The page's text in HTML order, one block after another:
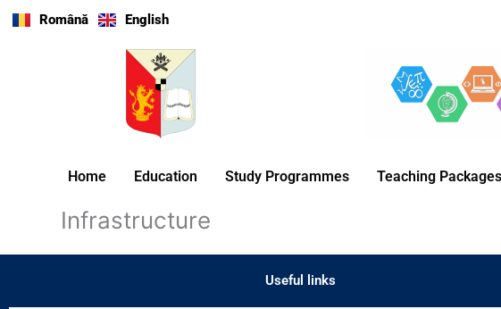
Skip
Română English
Home Education Study Programmes Teaching Packages
Infrastructure
Useful links